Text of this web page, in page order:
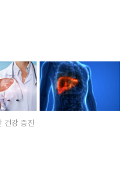
건강 증진